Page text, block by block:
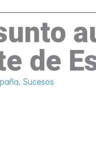
de
, Sucesos